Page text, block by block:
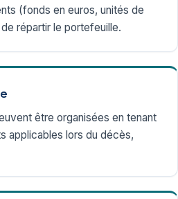
(fonds en euros, unités de
répartir le portefeuille.
être organisées en tenant
applicables lors du décès,